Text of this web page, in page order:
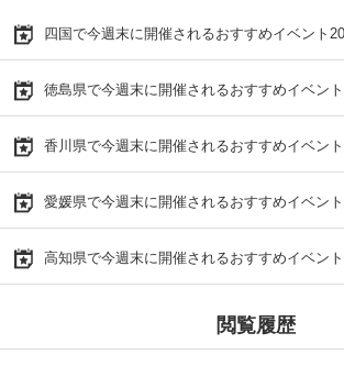
四国で今週末に開催されるおすすめイベント
徳島県で今週末に開催されるおすすめイベン
香川県で今週末に開催されるおすすめイベン
愛媛県で今週末に開催されるおすすめイベン
高知県で今週末に開催されるおすすめイベン
閲覧履歴